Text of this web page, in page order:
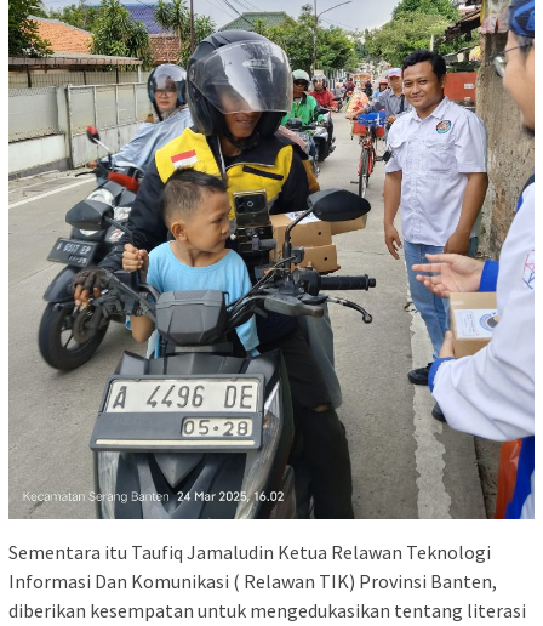
Sementara itu Taufiq Jamaludin Ketua Relawan Teknologi
Informasi Dan Komunikasi ( Relawan TIK) Provinsi Banten,
diberikan kesempatan untuk mengedukasikan tentang literasi